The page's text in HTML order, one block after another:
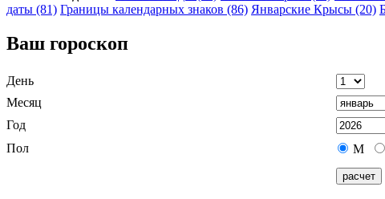
даты (81) Границы календарных знаков (86) Январские Крысы (20)
Ваш гороскоп
День
Месяц
Год
Пол
М